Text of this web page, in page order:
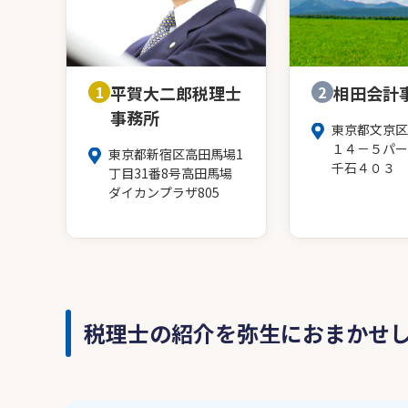
1 平賀大二郎税理士
事務所
東京都新宿区高田馬場1
丁目31番8号高田馬場
ダイカンプラザ805
2 相田会計
東京都文京
１４－５パ
千石４０３
税理士の紹介を弥生におまかせ